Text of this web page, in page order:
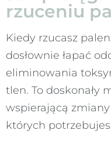
rzuceniu
Kiedy rzucasz
dosłownie łapać
eliminowania
tlen. To doskonały
wspierającą
których